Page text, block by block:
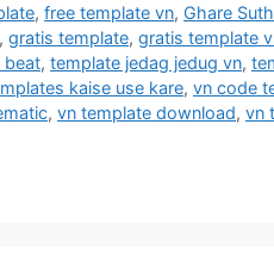
,free template vn, Ghare
, gratis template, gratis template
beat, template jedag jedug vn,
kaise use kare, vn code
, vn template download, vn